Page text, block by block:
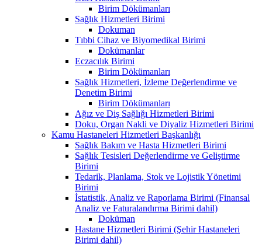
Birim Dökümanları
Sağlık Hizmetleri Birimi
Dokuman
Tıbbi Cihaz ve Biyomedikal Birimi
Dokümanlar
Eczacılık Birimi
Birim Dökümanları
Sağlık Hizmetleri, İzleme Değerlendirme ve
Denetim Birimi
Birim Dökümanları
Ağız ve Diş Sağlığı Hizmetleri Birimi
Doku, Organ Nakli ve Diyaliz Hizmetleri Birimi
Kamu Hastaneleri Hizmetleri Başkanlığı
Sağlık Bakım ve Hasta Hizmetleri Birimi
Sağlık Tesisleri Değerlendirme ve Geliştirme
Birimi
Tedarik, Planlama, Stok ve Lojistik Yönetimi
Birimi
İstatistik, Analiz ve Raporlama Birimi (Finansal
Analiz ve Faturalandırma Birimi dahil)
Doküman
Hastane Hizmetleri Birimi (Şehir Hastaneleri
Birimi dahil)